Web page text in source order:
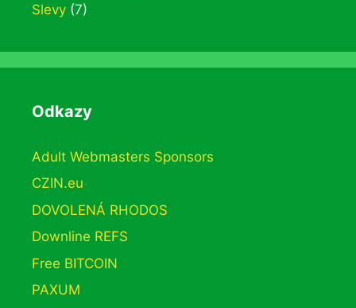
Slevy (7)
Odkazy
Adult Webmasters Sponsors
CZIN.eu
DOVOLENÁ RHODOS
Downline REFS
Free BITCOIN
PAXUM